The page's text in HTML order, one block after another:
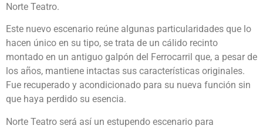
Norte Teatro.
Este nuevo escenario reúne algunas particularidades que lo
hacen único en su tipo, se trata de un cálido recinto
montado en un antiguo galpón del Ferrocarril que, a pesar de
los años, mantiene intactas sus características originales.
Fue recuperado y acondicionado para su nueva función sin
que haya perdido su esencia.
Norte Teatro será así un estupendo escenario para